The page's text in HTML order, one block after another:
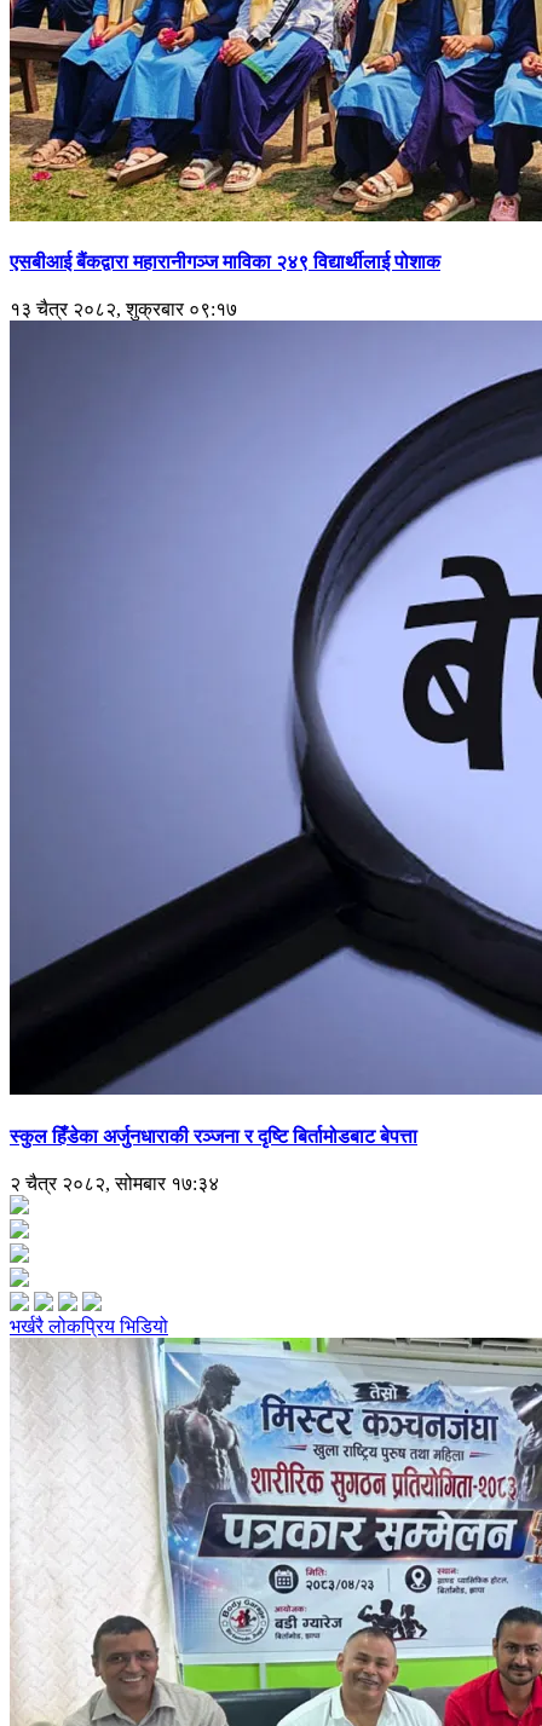
एसबीआई बैंकद्वारा महारानीगञ्ज माविका २४९ विद्यार्थीलाई पोशाक
१३ चैत्र २०८२, शुक्रबार ०९:१७
स्कुल हिँडेका अर्जुनधाराकी रञ्जना र दृष्टि बिर्तामोडबाट बेपत्ता
२ चैत्र २०८२, सोमबार १७:३४
भर्खरैलोकप्रियभिडियो